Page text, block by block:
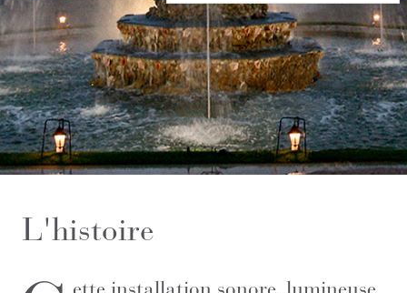
L'histoire